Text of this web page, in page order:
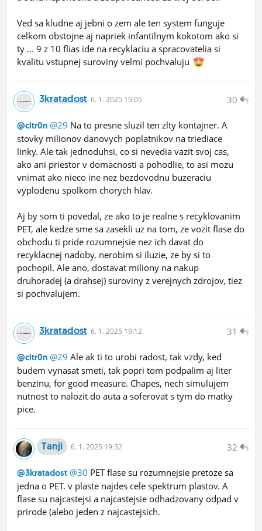
Ved sa kludne aj jebni o zem ale ten system funguje
celkom obstojne aj napriek infantilnym kokotom ako si
ty ... 9 z 10 flias ide na recyklaciu a spracovatelia si
kvalitu vstupnej suroviny velmi pochvaluju
30
3kratadost 6. 1. 2025 19:05
@cltr0n @29 Na to presne sluzil ten zlty kontajner. A
stovky milionov danovych poplatnikov na triediace
linky. Ale tak jednoduhsi, co si nevedia vazit svoj cas,
ako ani priestor v domacnosti a pohodlie, to asi mozu
vnimat ako nieco ine nez bezdovodnu buzeraciu
vyplodenu spolkom chorych hlav.
Aj by som ti povedal, ze ako to je realne s recyklovanim
PET, ale kedze sme sa zasekli uz na tom, ze vozit flase do
obchodu ti pride rozumnejsie nez ich davat do
recyklacnej nadoby, nerobim si iluzie, ze by si to
pochopil. Ale ano, dostavat miliony na nakup
druhoradej (a drahsej) suroviny z verejnych zdrojov, tiez
si pochvalujem.
31
3kratadost 6. 1. 2025 19:12
@cltr0n @29 Ale ak ti to urobi radost, tak vzdy, ked
budem vynasat smeti, tak popri tom podpalim aj liter
benzinu, for good measure. Chapes, nech simulujem
nutnost to nalozit do auta a soferovat s tym do matky
pice.
32
Tanji 6. 1. 2025 19:32
@3kratadost @30 PET flase su rozumnejsie pretoze sa
jedna o PET. v plaste najdes cele spektrum plastov. A
flase su najcastejsi a najcastejsie odhadzovany odpad v
prirode (alebo jeden z najcastejsich.